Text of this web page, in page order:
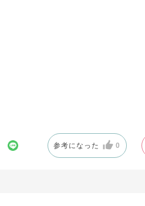
参考になった 0